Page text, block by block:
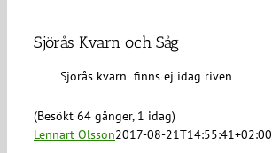
Sjörås Kvarn och Såg
Sjörås kvarn finns ej idag riven
(Besökt 64 gånger, 1 idag)
Lennart Olsson2017-08-21T14:55:41+02:00